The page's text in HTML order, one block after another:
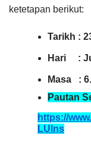
ketetapan berikut:
Tarikh :
Hari     :
Masa   :
Pautan
https://
LUlns